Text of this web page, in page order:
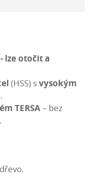
lze otočit a
(HSS) svysokým
TERSA– bez